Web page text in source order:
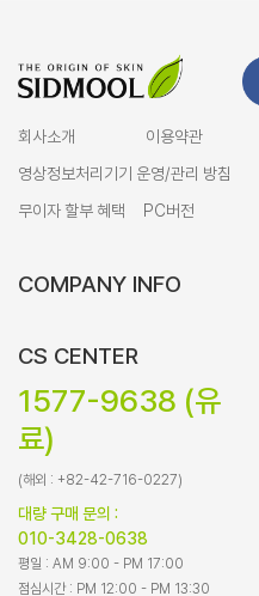
회사소개 이용약관
영상정보처리기기 운영/관리 방침
무이자 할부 혜택
PC버전
COMPANY INFO
CS CENTER
1577-9638 (유
료)
(해외 : +82-42-716-0227)
대량 구매 문의 :
010-3428-0638
평일 : AM 9:00 - PM 17:00
점심시간 : PM 12:00 - PM 13:30